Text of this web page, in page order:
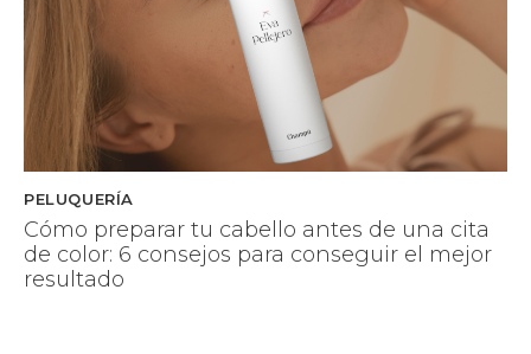
PELUQUERÍA
Cómo preparar tu cabello antes de una cita
de color: 6 consejos para conseguir el mejor
resultado